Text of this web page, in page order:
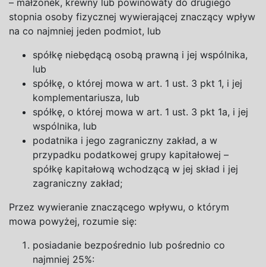
– małżonek, krewny lub powinowaty do drugiego
stopnia osoby fizycznej wywierającej znaczący wpływ
na co najmniej jeden podmiot, lub
spółkę niebędącą osobą prawną i jej wspólnika,
lub
spółkę, o której mowa w art. 1 ust. 3 pkt 1, i jej
komplementariusza, lub
spółkę, o której mowa w art. 1 ust. 3 pkt 1a, i jej
wspólnika, lub
podatnika i jego zagraniczny zakład, a w
przypadku podatkowej grupy kapitałowej –
spółkę kapitałową wchodzącą w jej skład i jej
zagraniczny zakład;
Przez wywieranie znaczącego wpływu, o którym
mowa powyżej, rozumie się:
posiadanie bezpośrednio lub pośrednio co
najmniej 25%: